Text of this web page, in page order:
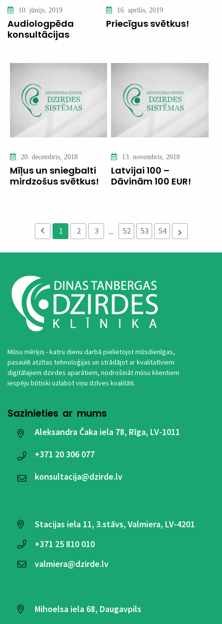
10. jūnijs, 2019
Audiologpēda
konsultācijas
16. aprīlis, 2019
Priecīgus svētkus!
20. decembris, 2018
Mīļus un sniegbalti
mirdzošus svētkus!
13. novembris, 2018
Latvijai 100 –
Dāvinām 100 EUR!
1 2 3 ... 52 53 54
Mūsu mērķis - katru dienu darbā pielietojot mūsdienīgas,
pasaulē atzītas tehnoloģijas un strādājot ar kvalitatīviem
digitālajiem dzirdes aparātiem, nodrošināt mūsu klientiem
iespēju būtiski uzlabot viņu dzīves kvalitāti.
Sazinieties ar mums
Aleksandra Čaka iela 78, Rīga, LV-1011
+371 20 306 077
konsultacija@dzirde.lv
Stacijas iela 11, 3.stāvs, Valmiera, LV-4201
+371 25 810 010
valmiera@dzirde.lv
Mihoelsa iela 68, Daugavpils